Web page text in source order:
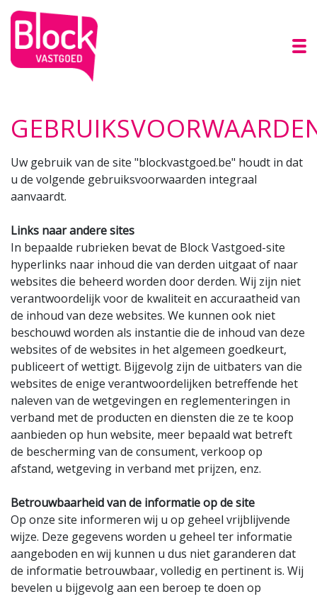
Uw gebruik van de site "blockvastgoed.be" houdt in dat
u de volgende gebruiksvoorwaarden integraal
aanvaardt.
Links naar andere sites
In bepaalde rubrieken bevat de Block Vastgoed-site
hyperlinks naar inhoud die van derden uitgaat of naar
websites die beheerd worden door derden. Wij zijn niet
verantwoordelijk voor de kwaliteit en accuraatheid van
de inhoud van deze websites. We kunnen ook niet
beschouwd worden als instantie die de inhoud van deze
websites of de websites in het algemeen goedkeurt,
publiceert of wettigt. Bijgevolg zijn de uitbaters van die
websites de enige verantwoordelijken betreffende het
naleven van de wetgevingen en reglementeringen in
verband met de producten en diensten die ze te koop
aanbieden op hun website, meer bepaald wat betreft
de bescherming van de consument, verkoop op
afstand, wetgeving in verband met prijzen, enz.
Betrouwbaarheid van de informatie op de site
Op onze site informeren wij u op geheel vrijblijvende
wijze. Deze gegevens worden u geheel ter informatie
aangeboden en wij kunnen u dus niet garanderen dat
de informatie betrouwbaar, volledig en pertinent is. Wij
bevelen u bijgevolg aan een beroep te doen op